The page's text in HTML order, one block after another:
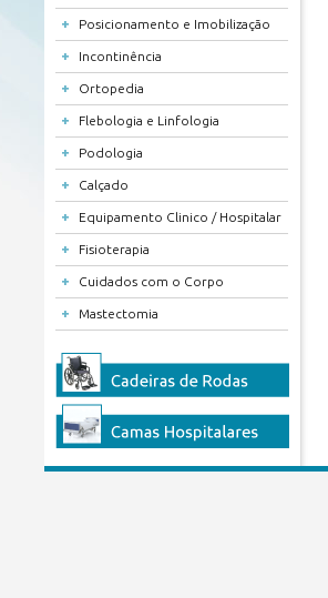
+ Posicionamento e Imobilização
+ Incontinência
+ Ortopedia
+ Flebologia e Linfologia
+ Podologia
+ Calçado
+ Equipamento Clinico / Hospitalar
+ Fisioterapia
+ Cuidados com o Corpo
+ Mastectomia